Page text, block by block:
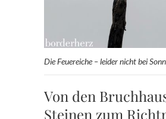
Die Feuereiche – leider nicht bei
Von den
Steinen zum